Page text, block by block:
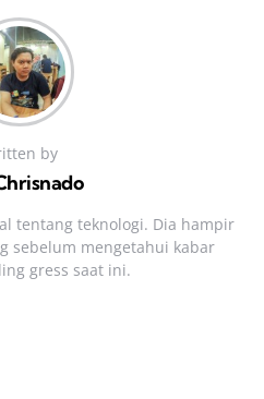
by
tentang teknologi. Dia hampir
sebelum mengetahui kabar
gress saat ini.